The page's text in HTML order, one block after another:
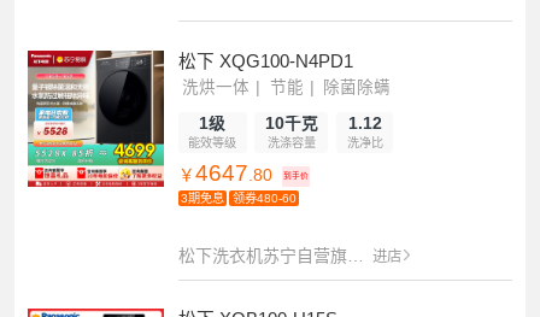
松下 XQG100-N4PD1
洗烘一体 节能 除菌除螨
1级
能效等级
10千克
洗涤容量
1.12
洗净比
￥ 4647 .80 到手价
3期免息 领券480-60
松下洗衣机苏宁自营旗舰店 进店